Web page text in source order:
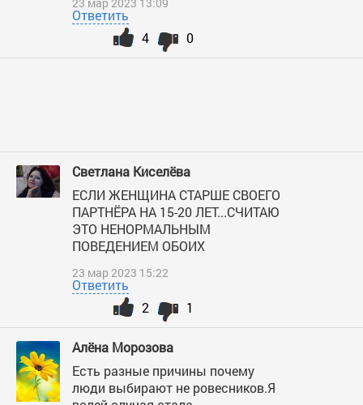
Ответить
0
4
Светлана Киселёва
ЕСЛИ ЖЕНЩИНА СТАРШЕ СВОЕГО
ПАРТНЁРА НА 15-20 ЛЕТ...СЧИТАЮ
ЭТО НЕНОРМАЛЬНЫМ
ПОВЕДЕНИЕМ ОБОИХ
23 мар 2023 15:22
Ответить
1
2
Алёна Морозова
Есть разные причины почему
люди выбирают не ровесников.Я